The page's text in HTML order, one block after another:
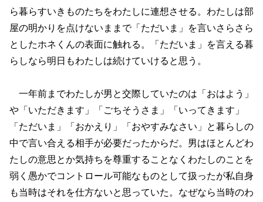
ら暮らすいきものたちをわたしに連想させる。わたしは部
屋の明かりを点けないままで「ただいま」を言いさらさら
としたホネくんの表面に触れる。「ただいま」を言える暮
らしなら明日もわたしは続けていけると思う。
一年前までわたしが男と交際していたのは「おはよう」
や「いただきます」「ごちそうさま」「いってきます」
「ただいま」「おかえり」「おやすみなさい」と暮らしの
中で言い合える相手が必要だったからだ。男はほとんどわ
たしの意思とか気持ちを尊重することなくわたしのことを
弱く愚かでコントロール可能なものとして扱ったが私自身
も当時はそれを仕方ないと思っていた。なぜなら当時のわ